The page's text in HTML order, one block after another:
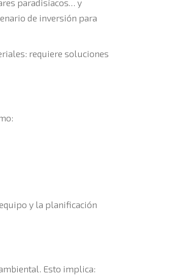
paradisíacos… y
de inversión para
requiere soluciones
y la planificación
Esto implica: